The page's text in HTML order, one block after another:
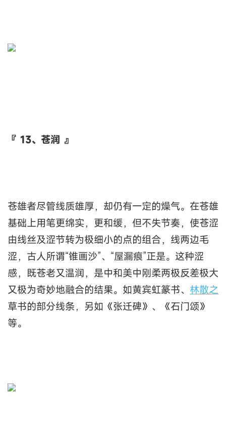
『 13、苍润 』
苍雄者尽管线质雄厚，却仍有一定的燥气。在苍雄
基础上用笔更绵实，更和缓，但不失节奏，使苍涩
由线丝及涩节转为极细小的点的组合，线两边毛
涩，古人所谓“锥画沙”、“屋漏痕”正是。这种涩
感，既苍老又温润，是中和美中刚柔两极反差极大
又极为奇妙地融合的结果。如黄宾虹篆书、 林散之
草书的部分线条，另如《张迁碑》、《石门颂》
等。